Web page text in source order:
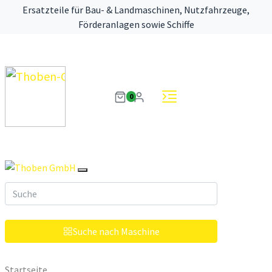
Ersatzteile für Bau- & Landmaschinen, Nutzfahrzeuge,
Förderanlagen sowie Schiffe
0
Suche nach Maschine